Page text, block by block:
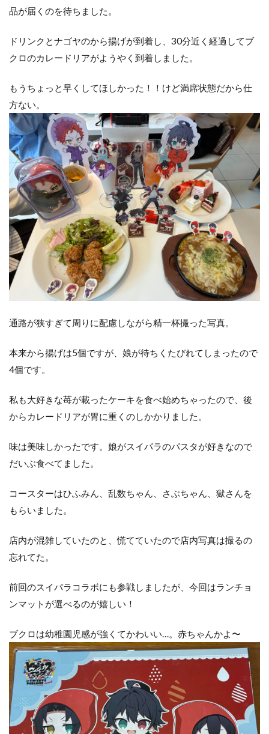
品が届くのを待ちました。
ドリンクとナゴヤのから揚げが到着し、30分近く経過してブ
クロのカレードリアがようやく到着しました。
もうちょっと早くしてほしかった！！けど満席状態だから仕
方ない。
通路が狭すぎて周りに配慮しながら精一杯撮った写真。
本来から揚げは5個ですが、娘が待ちくたびれてしまったので
4個です。
私も大好きな苺が載ったケーキを食べ始めちゃったので、後
からカレードリアが胃に重くのしかかりました。
味は美味しかったです。娘がスイパラのパスタが好きなので
だいぶ食べてました。
コースターはひふみん、乱数ちゃん、さぶちゃん、獄さんを
もらいました。
店内が混雑していたのと、慌てていたので店内写真は撮るの
忘れてた。
前回のスイパラコラボにも参戦しましたが、今回はランチョ
ンマットが選べるのが嬉しい！
ブクロは幼稚園児感が強くてかわいい…。赤ちゃんかよ〜